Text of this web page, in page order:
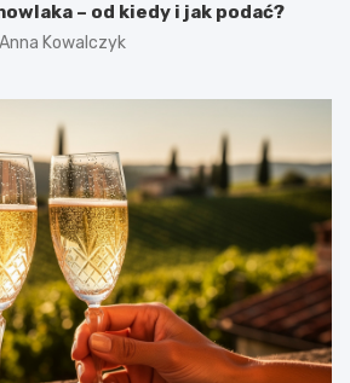
– od kiedy i jak podać?
Anna Kowalczyk